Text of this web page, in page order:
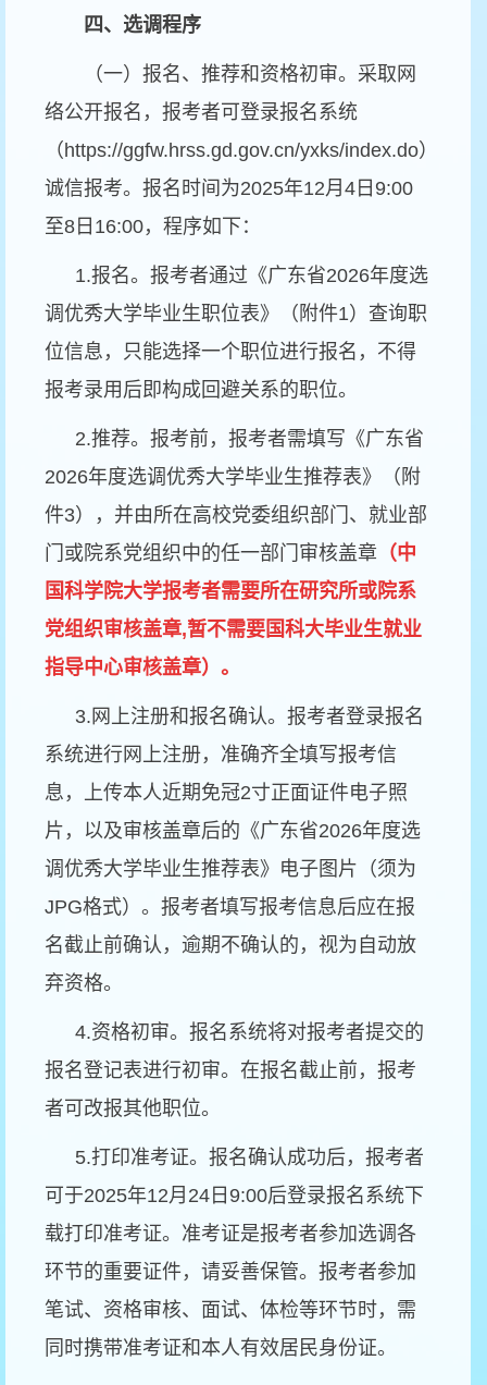
四、选调程序
（一）报名、推荐和资格初审。采取网
络公开报名，报考者可登录报名系统
（ https://ggfw.hrss.gd.gov.cn/yxks/index.do）
诚信报考。报名时间为2025年12月 4 日 9:00
至8 日 16:00，程序如下：
1.报名。报考者通过《广东省2026年度选
调优秀大学毕业生职位表》（附件1）查询职
位信息，只能选择一个职位进行报名，不得
报考录用后即构成回避关系的职位。
2.推荐。报考前，报考者需填写《广东省
2026年度选调优秀大学毕业生推荐表》（附
件3），并由所在高校党委组织部门、就业部
门或院系党组织中的任一部门审核盖章 （中
国科学院大学报考者需要所在研究所或院系
党组织审核盖章,暂不需要国科大毕业生就业
指导中心审核盖章）。
3. 网上注册和报名确认。报考者登录报名
系统进行网上注册，准确齐全填写报考信
息，上传本人近期免冠2寸正面证件电子照
片，以及审核盖章后的《广东省2026年度选
调优秀大学毕业生推荐表》电子图片（须为
JPG格式）。报考者填写报考信息后应在报
名截止前确认，逾期不确认的，视为自动放
弃资格。
4.资格初审。报名系统将对报考者提交的
报名登记表进行初审。在报名截止前，报考
者可改报其他职位。
5.打印准考证。报名确认成功后，报考者
可于2025年12月 24 日 9:00后登录报名系统下
载打印准考证。准考证是报考者参加选调各
环节的重要证件，请妥善保管。报考者参加
笔试、资格审核、面试、体检等环节时，需
同时携带准考证和本人有效居民身份证。